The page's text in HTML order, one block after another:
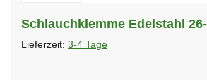
Schlauchklemme Edelstahl
Lieferzeit: 3-4 Tage